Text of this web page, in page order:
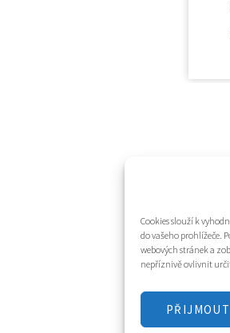
Cookies slouží k
do vašeho prohlížeče.
webových stránek a
nepříznivě ovlivnit
PŘIJMOUT